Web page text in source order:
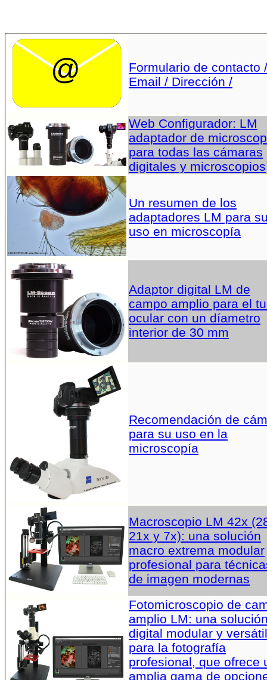
Formulario de contacto /
Email / Dirección /
Web Configurador: LM
adaptador de
para todas las cámaras
digitales y microscopios
Un resumen de los
adaptadores LM para
uso en microscopía
Adaptor digital LM de
campo amplio para el
ocular con un díametro
interior de 30 mm
Recomendación de
para su uso en la
microscopía
Macroscopio LM 42x
21x y 7x): una solución
macro extrema modular
profesional para
de imagen modernas
Fotomicroscopio de
amplio LM: una
digital modular y versátil
para la fotografía
profesional, que ofrece
amplia gama de